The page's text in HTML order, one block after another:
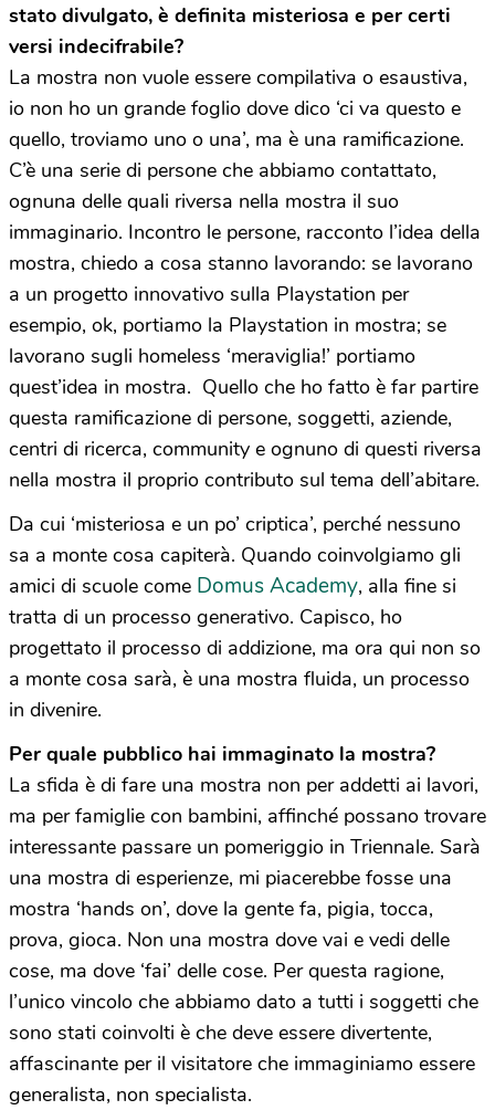
stato divulgato, è definita misteriosa e per certi
versi indecifrabile?
La mostra non vuole essere compilativa o esaustiva,
io non ho un grande foglio dove dico ‘ci va questo e
quello, troviamo uno o una’, ma è una ramificazione.
C’è una serie di persone che abbiamo contattato,
ognuna delle quali riversa nella mostra il suo
immaginario. Incontro le persone, racconto l’idea della
mostra, chiedo a cosa stanno lavorando: se lavorano
a un progetto innovativo sulla Playstation per
esempio, ok, portiamo la Playstation in mostra; se
lavorano sugli homeless ‘meraviglia!’ portiamo
quest’idea in mostra. Quello che ho fatto è far partire
questa ramificazione di persone, soggetti, aziende,
centri di ricerca, community e ognuno di questi riversa
nella mostra il proprio contributo sul tema dell’abitare.
Da cui ‘misteriosa e un po’ criptica’, perché nessuno
sa a monte cosa capiterà. Quando coinvolgiamo gli
amici di scuole come Domus Academy, alla fine si
tratta di un processo generativo. Capisco, ho
progettato il processo di addizione, ma ora qui non so
a monte cosa sarà, è una mostra fluida, un processo
in divenire.
Per quale pubblico hai immaginato la mostra?
La sfida è di fare una mostra non per addetti ai lavori,
ma per famiglie con bambini, affinché possano trovare
interessante passare un pomeriggio in Triennale. Sarà
una mostra di esperienze, mi piacerebbe fosse una
mostra ‘hands on’, dove la gente fa, pigia, tocca,
prova, gioca. Non una mostra dove vai e vedi delle
cose, ma dove ‘fai’ delle cose. Per questa ragione,
l’unico vincolo che abbiamo dato a tutti i soggetti che
sono stati coinvolti è che deve essere divertente,
affascinante per il visitatore che immaginiamo essere
generalista, non specialista.